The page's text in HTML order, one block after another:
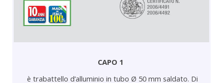
CAPO 1
è trabattello d’alluminio in tubo Ø 50 mm saldato. Di